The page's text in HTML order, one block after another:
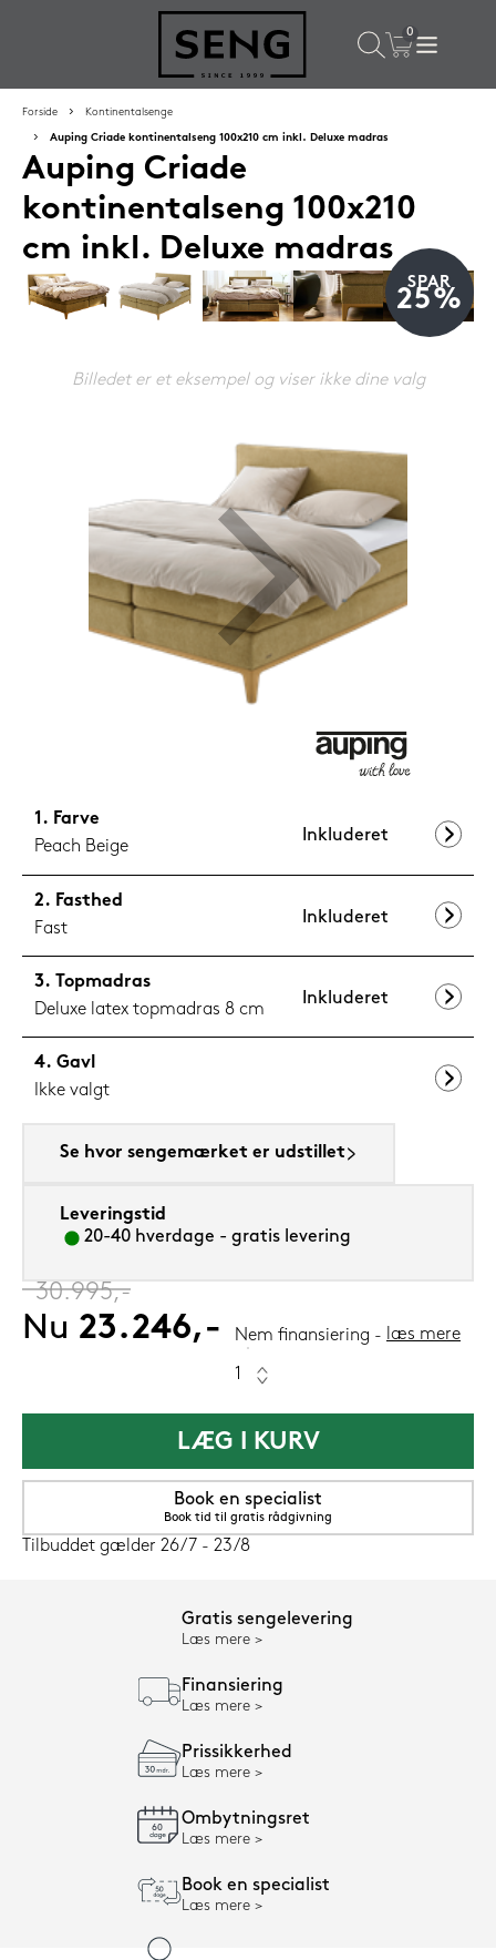
SENG PureRest hovedpude 40x60 cm
599,-
Forside Kontinentalsenge
Auping Criade kontinentalseng 100x210 cm inkl. Deluxe madras
Auping Criade
kontinentalseng 100x210
cm inkl. Deluxe madras
Billedet er et eksempel og viser ikke dine valg
SPAR
25%
Farve
Peach Beige
Inkluderet
Fasthed
Fast
Inkluderet
Topmadras
Deluxe latex topmadras 8 cm
Inkluderet
Gavl
Ikke valgt
Se hvor sengemærket er udstillet
Leveringstid
20-40 hverdage - gratis levering
‎30.995,-
Nu 23.246,- Nem finansiering læs mere
LÆG I KURV
Book en specialist
Book tid til gratis rådgivning
Tilbuddet gælder 26/7 - 23/8
Gratis sengelevering
Læs mere
Finansiering
Læs mere
Prissikkerhed
Læs mere
Ombytningsret
Læs mere
Book en specialist
Læs mere